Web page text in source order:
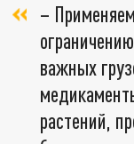
–
важных
растений,